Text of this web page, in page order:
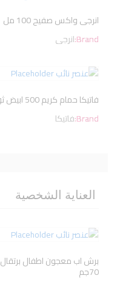
انرجى واكس صفيح 100 مل
Brand:انرجى
فاتيكا حمام كريم 500 ابيض ثوم
Brand:فاتيكا
العناية الشخصية
برش اب معجون اطفال برتقال
70جم